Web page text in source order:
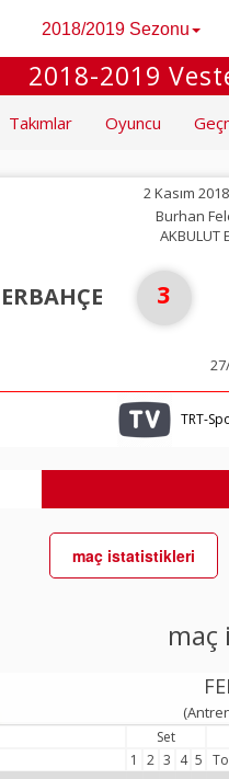
2018/2019 Sezonu
2018-2019
Takımlar Oyuncu
2 Kasım
Burhan
AKBULUT
3
TRT-
maç istatistikleri
Set
1
2 3 4 5